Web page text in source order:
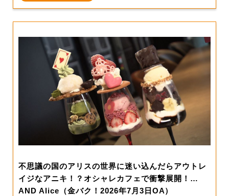
不思議の国のアリスの世界に迷い込んだらアウトレ
イジなアニキ！？オシャレカフェで衝撃展開！…
AND Alice（金バク！2026年7月3日OA）